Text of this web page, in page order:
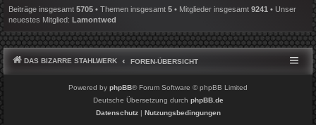
Beiträge insgesamt 5705 • Themen insgesamt 5 • Mitglieder insgesamt 9241 • Unser
neuestes Mitglied: Lamontwed
DAS BIZARRE STAHLWERK FOREN-ÜBERSICHT
Powered by phpBB® Forum Software © phpBB Limited
Deutsche Übersetzung durch phpBB.de
Datenschutz| Nutzungsbedingungen